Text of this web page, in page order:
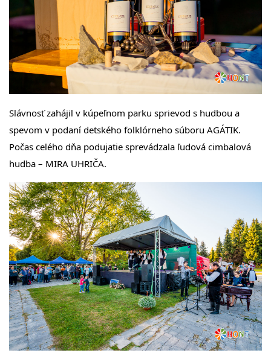
Slávnosť zahájil v kúpeľnom parku sprievod s hudbou a
spevom v podaní detského folklórneho súboru AGÁTIK.
Počas celého dňa podujatie sprevádzala ľudová cimbalová
hudba – MIRA UHRIČA.